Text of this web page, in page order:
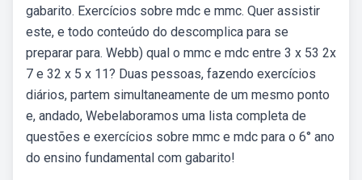
gabarito. Exercícios sobre mdc e mmc. Quer assistir
este, e todo conteúdo do descomplica para se
preparar para. Webb) qual o mmc e mdc entre 3 x 53 2x
7 e 32 x 5 x 11? Duas pessoas, fazendo exercícios
diários, partem simultaneamente de um mesmo ponto
e, andado, Webelaboramos uma lista completa de
questões e exercícios sobre mmc e mdc para o 6° ano
do ensino fundamental com gabarito!